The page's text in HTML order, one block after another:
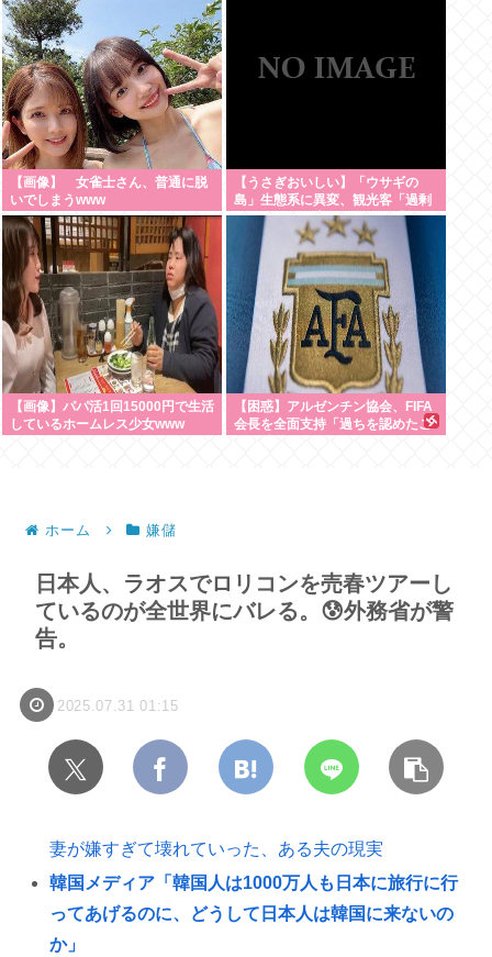
【画像】 女雀士さん、普通に脱
いでしまうwww
【うさぎおいしい】「ウサギの
島」生態系に異変、観光客「過剰
な餌やり」で増えた思わぬ「敵」
…ウサギ襲い口でくわえる姿も
大久野島
【画像】パパ活1回15000円で生活
しているホームレス少女www
【困惑】アルゼンチン協会、FIFA
会長を全面支持「過ちを認めたこ
ホーム 嫌儲
日本人、ラオスでロリコンを売春ツアーし
ているのが全世界にバレる。😰外務省が警
告。
2025.07.31 01:15
妻が嫌すぎて壊れていった、ある夫の現実
韓国メディア「韓国人は1000万人も日本に旅行に行
ってあげるのに、どうして日本人は韓国に来ないの
か」